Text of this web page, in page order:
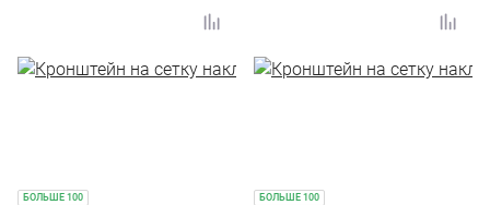
БОЛЬШЕ 100 БОЛЬШЕ 100